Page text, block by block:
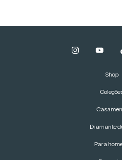
Shop
Diamante
Para